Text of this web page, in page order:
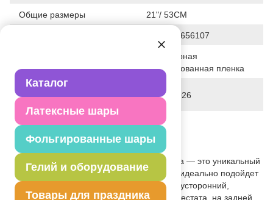
Каталог
Латексные шары
Фольгированные шары
Гелий и оборудование
Товары для праздника
Общие размеры 21"/ 53СМ
4690390656107
Полимерная
фольгированная пленка
Дата последнего изменения
03-04-2026
22.000 г
Описание товара
Фольгированный шар в форме аттестата — это уникальный
и креативный элемент декора, который идеально подойдет
для тематических мероприятий. Шар двусторонний,
лицевая сторона имитирует обложку аттестата, на задней